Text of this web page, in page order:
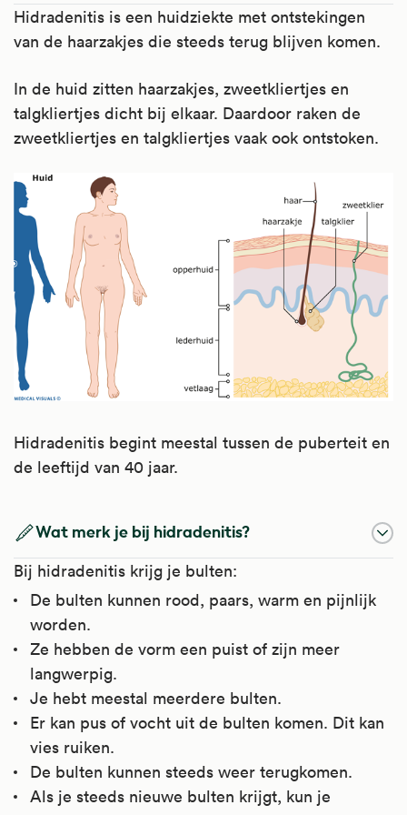
Hidradenitis is een huidziekte met ontstekingen
van de haarzakjes die steeds terug blijven komen.
In de huid zitten haarzakjes, zweetkliertjes en
talgkliertjes dicht bij elkaar. Daardoor raken de
zweetkliertjes en talgkliertjes vaak ook ontstoken.
Hidradenitis begint meestal tussen de puberteit en
de leeftijd van 40 jaar.
Wat merk je bij hidradenitis?
Bij hidradenitis krijg je bulten:
De bulten kunnen rood, paars, warm en pijnlijk
worden.
Ze hebben de vorm een puist of zijn meer
langwerpig.
Je hebt meestal meerdere bulten.
Er kan pus of vocht uit de bulten komen. Dit kan
vies ruiken.
De bulten kunnen steeds weer terugkomen.
Als je steeds nieuwe bulten krijgt, kun je